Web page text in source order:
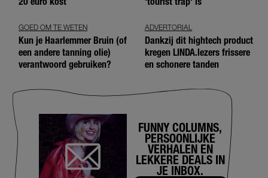
GOED OM TE WETEN
Kun je Haarlemmer Bruin (of
een andere tanning olie)
verantwoord gebruiken?
ADVERTORIAL
Dankzij dit hightech product
kregen LINDA.lezers frissere
en schonere tanden
FUNNY COLUMNS,
PERSOONLIJKE
VERHALEN EN
LEKKERE DEALS IN
JE INBOX.